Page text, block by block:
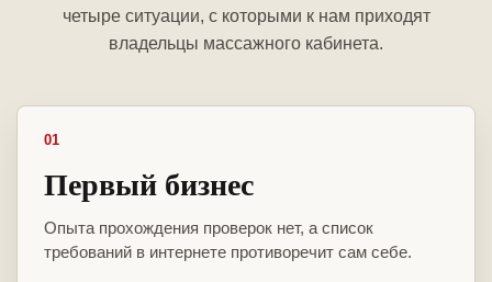
четыре ситуации, с которыми к нам приходят
владельцы массажного кабинета.
01
Первый бизнес
Опыта прохождения проверок нет, а список
требований в интернете противоречит сам себе.